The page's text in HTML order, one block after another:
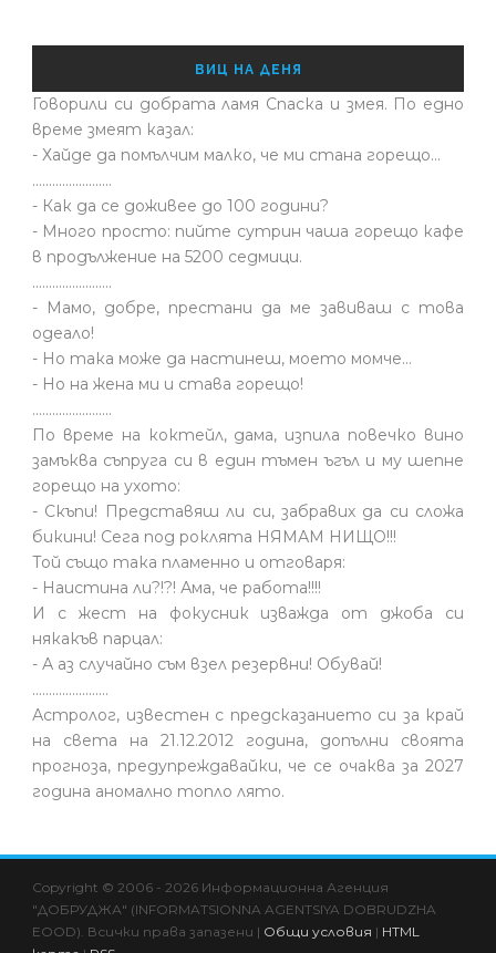
ВИЦ НА ДЕНЯ
Говорили си добрата ламя Спаска и змея. По едно
време змеят казал:
- Хайде да помълчим малко, че ми стана горещо...
........................
- Как да се доживее до 100 години?
- Много просто: пийте сутрин чаша горещо кафе
в продължение на 5200 седмици.
........................
- Мамо, добре, престани да ме завиваш с това
одеало!
- Но така може да настинеш, моето момче…
- Но на жена ми и става горещо!
........................
По време на коктейл, дама, изпила повечко вино
замъква съпруга си в един тъмен ъгъл и му шепне
горещо на ухото:
- Скъпи! Представяш ли си, забравих да си сложа
бикини! Сега под роклята НЯМАМ НИЩО!!!
Той също така пламенно и отговаря:
- Наистина ли?!?! Ама, че работа!!!!
И с жест на фокусник изважда от джоба си
някакъв парцал:
- А аз случайно съм взел резервни! Обувай!
.......................
Астролог, известен с предсказанието си за край
на света на 21.12.2012 година, допълни своята
прогноза, предупреждавайки, че се очаква за 2027
година аномално топло лято.
Copyright © 2006 - 2026 Информационна Агенция
"ДОБРУДЖА" (INFORMATSIONNA AGENTSIYA DOBRUDZHA
EOOD). Всички права запазени | Общи условия | HTML